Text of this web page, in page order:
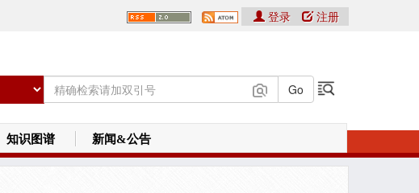
登录 注册
知识图谱 新闻&公告